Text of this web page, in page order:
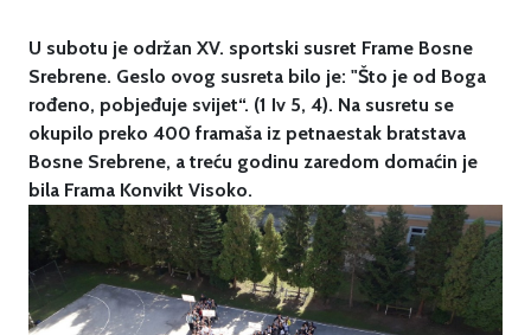
U subotu je održan XV. sportski susret Frame Bosne
Srebrene. Geslo ovog susreta bilo je: "Što je od Boga
rođeno, pobjeđuje svijet“. (1 Iv 5, 4). Na susretu se
okupilo preko 400 framaša iz petnaestak bratstava
Bosne Srebrene, a treću godinu zaredom domaćin je
bila Frama Konvikt Visoko.